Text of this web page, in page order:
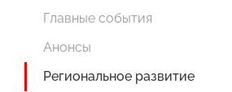
Главные события
Анонсы
Региональное развитие